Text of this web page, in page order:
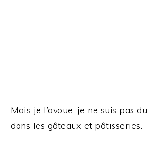
Mais je l’avoue, je ne suis pas
dans les gâteaux et pâtisseries.